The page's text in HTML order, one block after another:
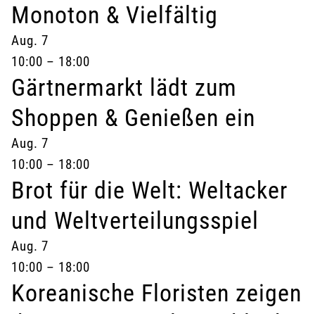
Monoton & Vielfältig
Aug. 7
10:00 – 18:00
Gärtnermarkt lädt zum
Shoppen & Genießen ein
Aug. 7
10:00 – 18:00
Brot für die Welt: Weltacker
und Weltverteilungsspiel
Aug. 7
10:00 – 18:00
Koreanische Floristen zeigen